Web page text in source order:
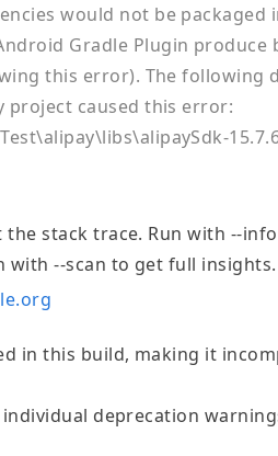
would not be packaged
Gradle Plugin produce
this error). The following
project caused this error:
stack trace. Run with --
--scan to get full insights.
in this build, making it
deprecation